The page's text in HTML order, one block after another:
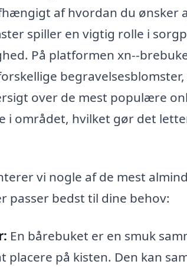
af hvordan du ønsker
spiller en vigtig rolle i
På platformen xn--
over de mest populære
i området, hvilket gør det
vi nogle af de mest
passer bedst til dine behov:
En bårebuket er en smuk
placere på kisten. Den kan